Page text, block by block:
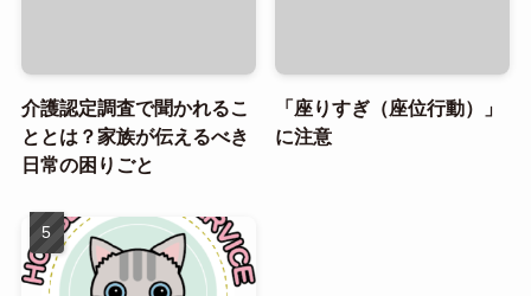
介護認定調査で聞かれるこ
ととは？家族が伝えるべき
日常の困りごと
「座りすぎ（座位行動）」
に注意